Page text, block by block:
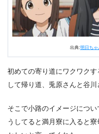
出典:明日ちゃ
初めての寄り道にワクワク
して帰り道、兎原さんと谷川
そこで小路のイメージにつ
うしてると満月寮に入ると